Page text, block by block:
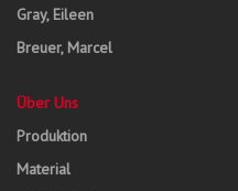
Gray, Eileen
Breuer, Marcel
Über Uns
Produktion
Material